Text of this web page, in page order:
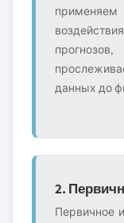
данных до
2.
Первичное